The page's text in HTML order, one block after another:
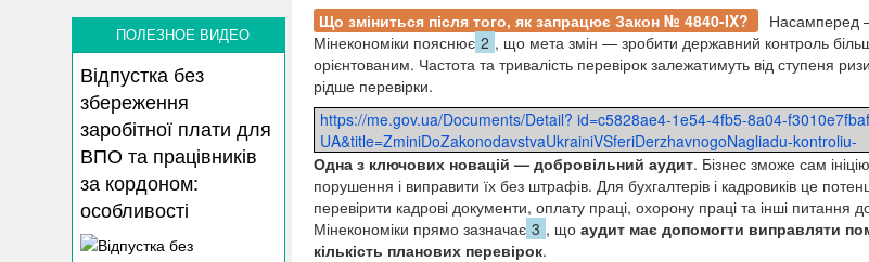
ПОЛЕЗНОЕ ВИДЕО
Відпустка без
збереження
заробітної плати для
ВПО та працівників
за кордоном:
особливості
Що зміниться після того, як запрацює Закон № 4840-IX?
Насамперед
Мінекономіки пояснює 2 , що мета змін — зробити державний контроль
орієнтованим. Частота та тривалість перевірок залежатимуть від ступеня
рідше перевірки.
https://me.gov.ua/Documents/Detail? id=c5828ae4-1e54-4fb5-8a04-
UA&title=ZminiDoZakonodavstvaUkrainiVSferiDerzhavnogoNagliadu-kontroliu-
Одна з ключових новацій — добровільний аудит. Бізнес зможе сам
порушення і виправити їх без штрафів. Для бухгалтерів і кадровиків це
перевірити кадрові документи, оплату праці, охорону праці та інші питання
Мінекономіки прямо зазначає 3 , що аудит має допомогти виправляти
кількість планових перевірок.